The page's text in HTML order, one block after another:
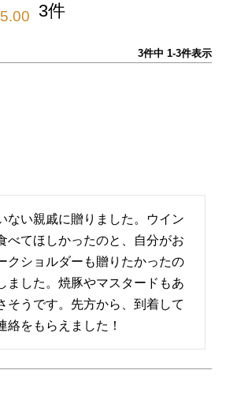
5.00 3
3件中 1-3件表示
ない親戚に贈りました。ウイン
べてほしかったのと、自分がお
クショルダーも贈りたかったの
ました。焼豚やマスタードもあ
そうです。先方から、到着して
絡をもらえました！